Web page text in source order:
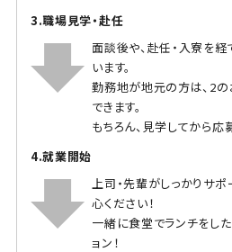
3.職場見学・赴任
面談後や、赴任・入寮を
います。
勤務地が地元の方は、2
できます。
もちろん、見学してから
4.就業開始
上司・先輩がしっかりサ
心ください！
一緒に食堂でランチをし
ョン！